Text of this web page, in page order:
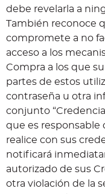
debe revelarla a
También reconoce
compromete a no
acceso a los
Compra a los que
partes de estos
contraseña u otra
conjunto
que es responsable
realice con sus
notificará
autorizado de sus
otra violación de la